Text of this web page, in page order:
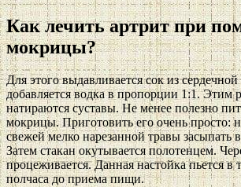
Как лечить артрит при
мокрицы?
Для этого выдавливается сок из
добавляется водка в пропорции 1:1. Этим
натираются суставы. Не менее полезно
мокрицы. Приготовить его очень просто:
свежей мелко нарезанной травы засыпать
Затем стакан окутывается полотенцем.
процеживается. Данная настойка пьется в
полчаса до приема пищи.